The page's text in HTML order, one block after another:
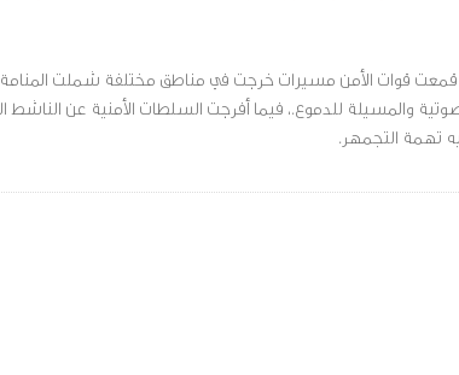
قمعت قوات الأمن مسيرات خرجت في مناطق مختلفة شملت المنامة
والمسيلة للدموع.، فيما أفرجت السلطات الأمنية عن الناشط
تهمة التجمهر.